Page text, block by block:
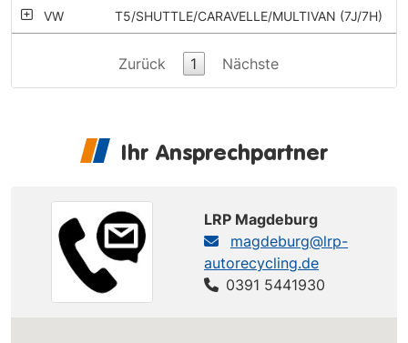
VW T5/SHUTTLE/CARAVELLE/MULTIVAN (7J/7H)
Zurück 1 Nächste
Ihr Ansprechpartner
LRP Magdeburg
magdeburg@lrp-
autorecycling.de
0391 5441930